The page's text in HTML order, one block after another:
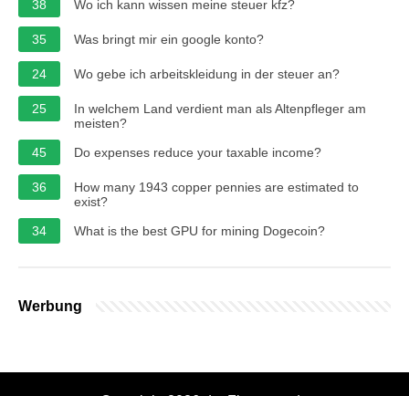
38 Wo ich kann wissen meine steuer kfz?
35 Was bringt mir ein google konto?
24 Wo gebe ich arbeitskleidung in der steuer an?
25
In welchem Land verdient man als Altenpfleger am
meisten?
45
Do expenses reduce your taxable income?
36
How many 1943 copper pennies are estimated to
exist?
34
What is the best GPU for mining Dogecoin?
Werbung